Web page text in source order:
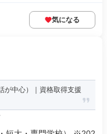
気になる
が中心）｜資格取得支援